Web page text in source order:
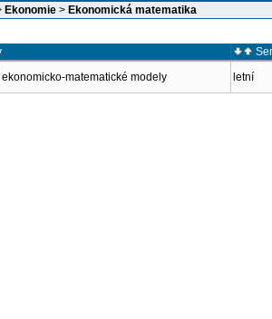
Ekonomie > Ekonomická matematika
matematické modely letní